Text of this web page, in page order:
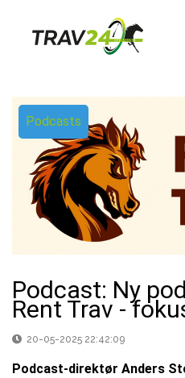
Podcasts
Podcast: Ny
Rent Trav -
20-05-2025 22:42:09
Podcast-direktør Anders